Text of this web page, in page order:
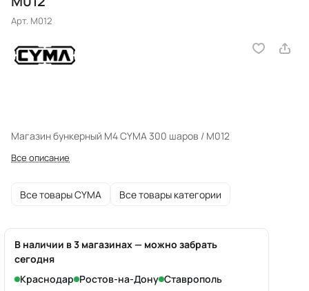
Арт. M012
Магазин бункерный M4 CYMA 300 шаров / М012
Все описание
Все товары CYMA Все товары категории
В наличии в 3 магазинах — можно забрать
сегодня
Краснодар Ростов-на-Дону Ставрополь